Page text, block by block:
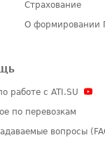
Страхование
О формировании
работе с ATI.SU
по перевозкам
вопросы